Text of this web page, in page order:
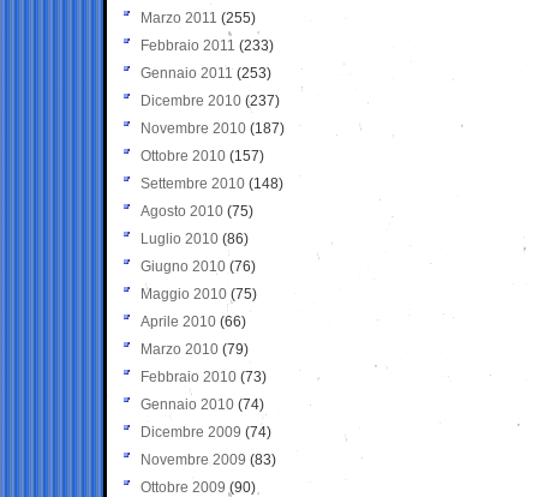
Marzo 2011 (255)
Febbraio 2011 (233)
Gennaio 2011 (253)
Dicembre 2010 (237)
Novembre 2010 (187)
Ottobre 2010 (157)
Settembre 2010 (148)
Agosto 2010 (75)
Luglio 2010 (86)
Giugno 2010 (76)
Maggio 2010 (75)
Aprile 2010 (66)
Marzo 2010 (79)
Febbraio 2010 (73)
Gennaio 2010 (74)
Dicembre 2009 (74)
Novembre 2009 (83)
Ottobre 2009 (90)